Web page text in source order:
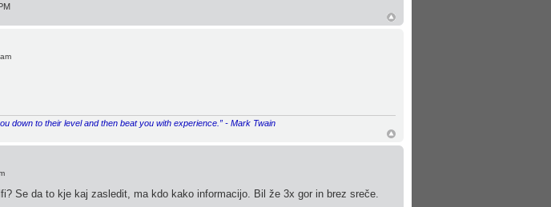
down to their level and then beat you with experience.” - Mark Twain
Se da to kje kaj zasledit, ma kdo kako informacijo. Bil že 3x gor in brez sreče.